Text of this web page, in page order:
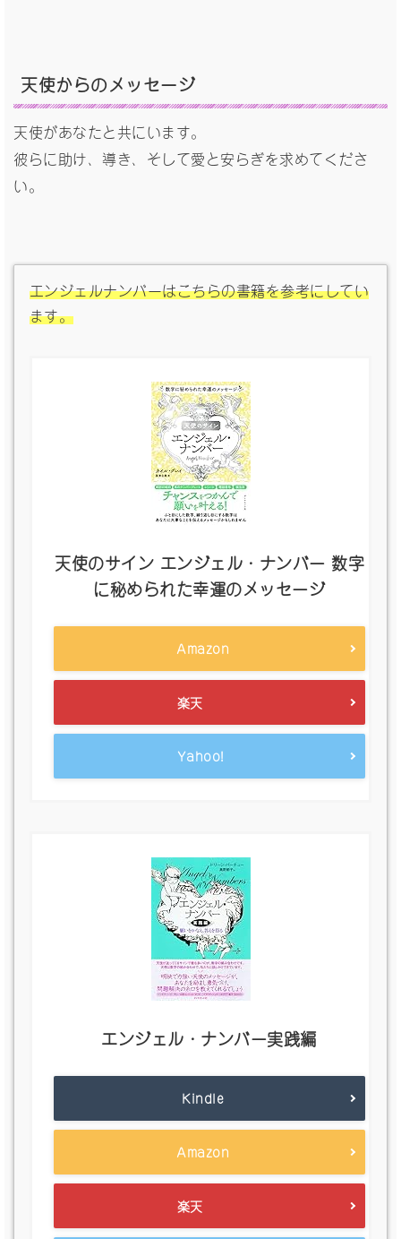
天使からのメッセージ
天使があなたと共にいます。
彼らに助け、導き、そして愛と安らぎを求めてくださ
い。
エンジェルナンバーはこちらの書籍を参考にしてい
ます。
天使のサイン エンジェル・ナンバー 数字
に秘められた幸運のメッセージ
Amazon
楽天
Yahoo!
エンジェル・ナンバー実践編
Kindle
Amazon
楽天